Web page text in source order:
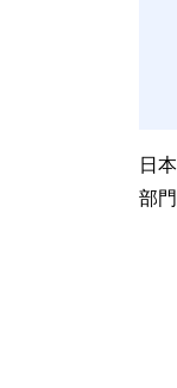
日
部